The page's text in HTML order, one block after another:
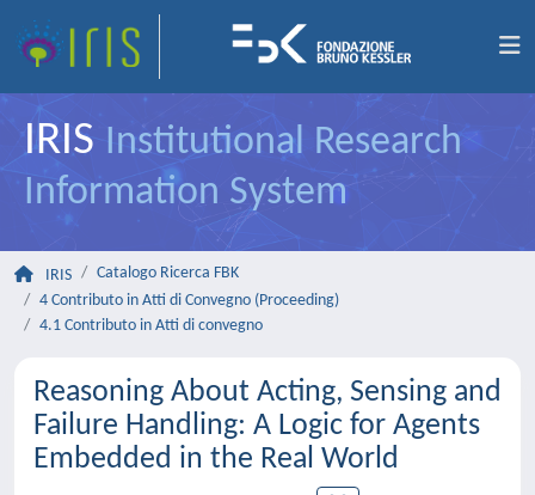
IRIS Institutional Research
Information System
IRIS
Catalogo Ricerca FBK
4 Contributo in Atti di Convegno (Proceeding)
4.1 Contributo in Atti di convegno
Reasoning About Acting, Sensing and
Failure Handling: A Logic for Agents
Embedded in the Real World